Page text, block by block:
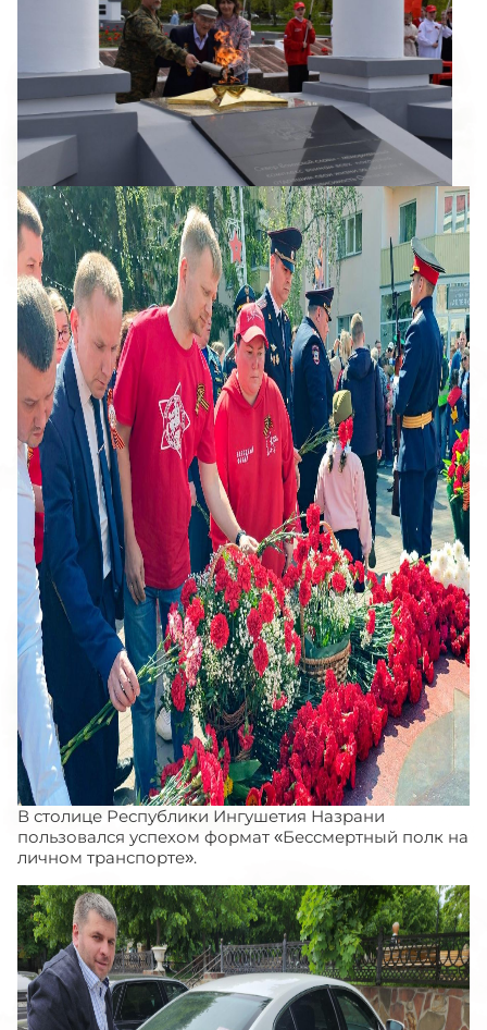
В столице Республики Ингушетия Назрани
пользовался успехом формат «Бессмертный полк на
личном транспорте».